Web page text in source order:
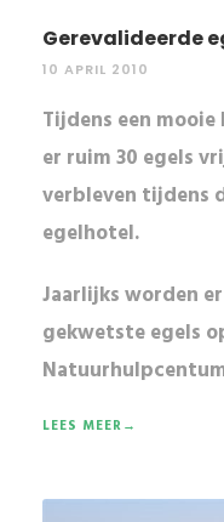
Gerevalideerde
10 APRIL 2010
Tijdens een
er ruim 30 egels
verbleven tijdens
egelhotel.
Jaarlijks worden er
gekwetste egels
LEES MEER→